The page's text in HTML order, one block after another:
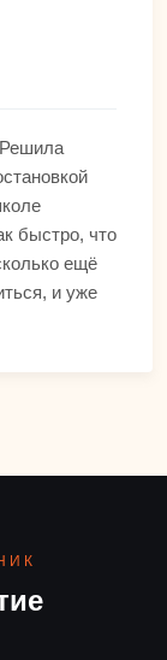
быстро, что
ещё
и уже